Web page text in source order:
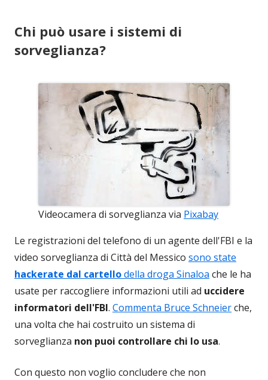
Chi può usare i sistemi di
sorveglianza?
Videocamera di sorveglianza via Pixabay
Le registrazioni del telefono di un agente dell'FBI e la
video sorveglianza di Città del Messico sono state
hackerate dal cartellodella droga Sinaloa che le ha
usate per raccogliere informazioni utili ad uccidere
informatori dell'FBI. Commenta Bruce Schneierche,
una volta che hai costruito un sistema di
sorveglianza non puoi controllare chi lo usa.
Con questo non voglio concludere che non